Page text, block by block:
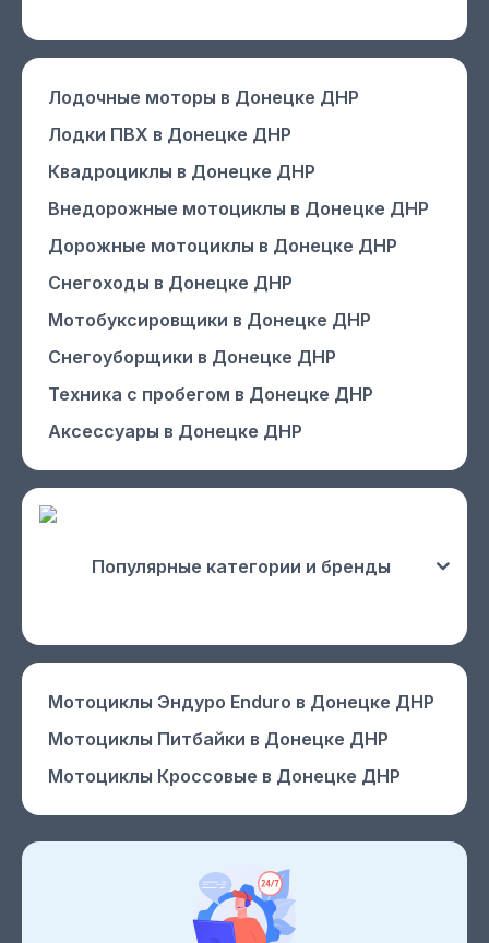
Лодочные моторы в Донецке ДНР
Лодки ПВХ в Донецке ДНР
Квадроциклы в Донецке ДНР
Внедорожные мотоциклы в Донецке ДНР
Дорожные мотоциклы в Донецке ДНР
Снегоходы в Донецке ДНР
Мотобуксировщики в Донецке ДНР
Снегоуборщики в Донецке ДНР
Техника с пробегом в Донецке ДНР
Аксессуары в Донецке ДНР
Популярные категории и бренды
Мотоциклы Эндуро Enduro в Донецке ДНР
Мотоциклы Питбайки в Донецке ДНР
Мотоциклы Кроссовые в Донецке ДНР